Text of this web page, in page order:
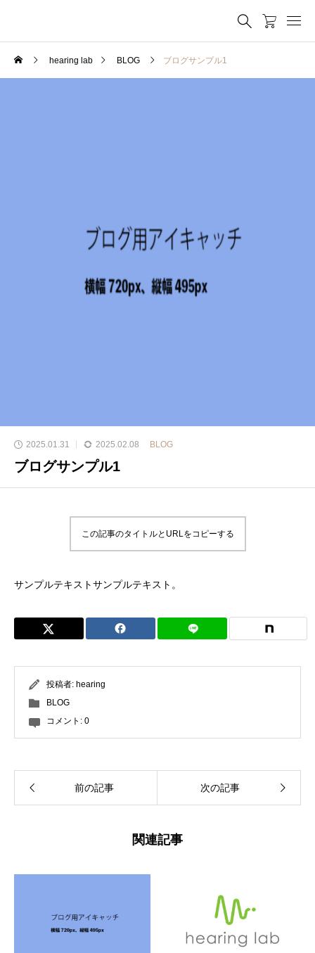
hearing lab BLOG ブログサンプル1
2025.01.31 2025.02.08 BLOG
ブログサンプル1
この記事のタイトルとURLをコピーする
サンプルテキストサンプルテキスト。
投稿者: hearing
BLOG
コメント: 0
前の記事 次の記事
関連記事